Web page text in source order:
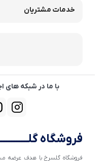
خدمات مشتریان
با ما در شبکه های
فروشگاه
فروشگاه گلسرخ با هدف عرضه